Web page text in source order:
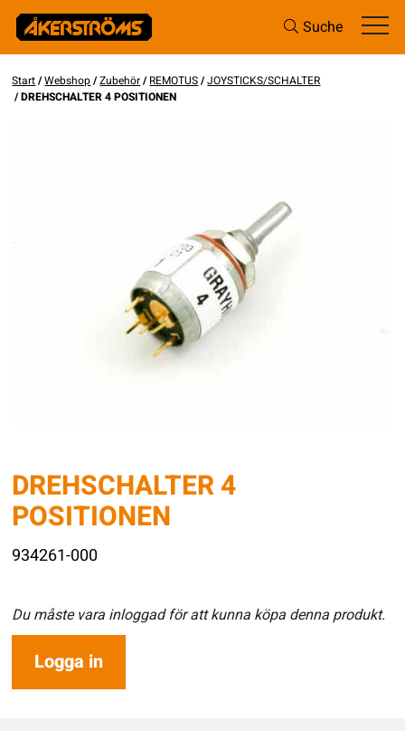
Suche
Start/Webshop/Zubehör/REMOTUS/JOYSTICKS/SCHALTER
/ DREHSCHALTER 4 POSITIONEN
DREHSCHALTER 4
POSITIONEN
934261-000
Du måste vara inloggad för att kunna köpa denna produkt.
Logga in